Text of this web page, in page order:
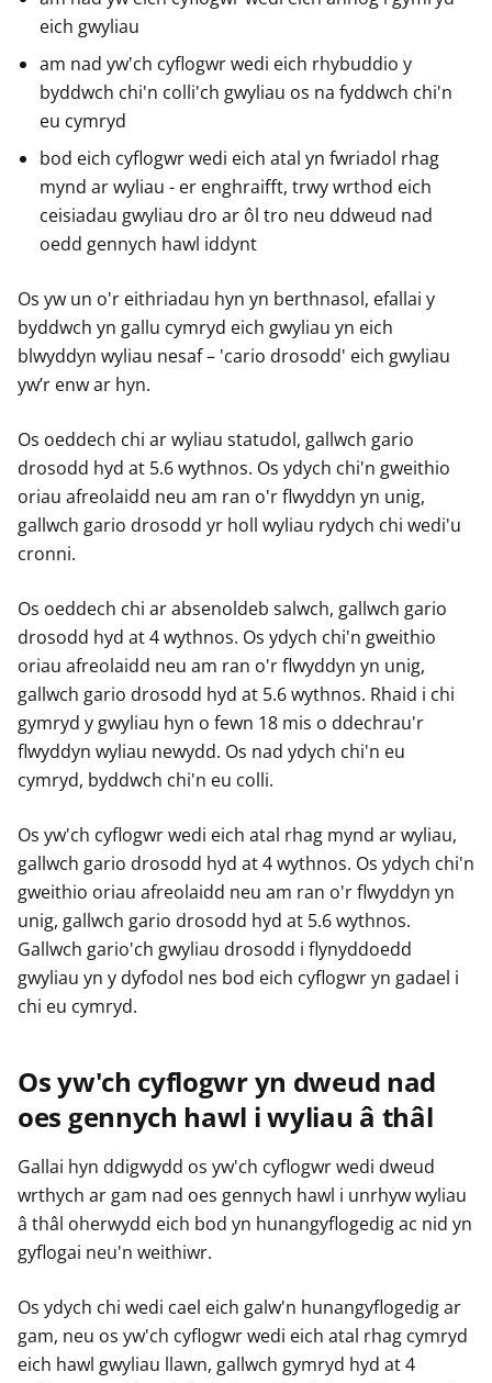
eich gwyliau
am nad yw'ch cyflogwr wedi eich rhybuddio y
byddwch chi'n colli'ch gwyliau os na fyddwch chi'n
eu cymryd
bod eich cyflogwr wedi eich atal yn fwriadol rhag
mynd ar wyliau - er enghraifft, trwy wrthod eich
ceisiadau gwyliau dro ar ôl tro neu ddweud nad
oedd gennych hawl iddynt
Os yw un o'r eithriadau hyn yn berthnasol, efallai y
byddwch yn gallu cymryd eich gwyliau yn eich
blwyddyn wyliau nesaf – 'cario drosodd' eich gwyliau
yw’r enw ar hyn.
Os oeddech chi ar wyliau statudol, gallwch gario
drosodd hyd at 5.6 wythnos. Os ydych chi'n gweithio
oriau afreolaidd neu am ran o'r flwyddyn yn unig,
gallwch gario drosodd yr holl wyliau rydych chi wedi'u
cronni.
Os oeddech chi ar absenoldeb salwch, gallwch gario
drosodd hyd at 4 wythnos. Os ydych chi'n gweithio
oriau afreolaidd neu am ran o'r flwyddyn yn unig,
gallwch gario drosodd hyd at 5.6 wythnos. Rhaid i chi
gymryd y gwyliau hyn o fewn 18 mis o ddechrau'r
flwyddyn wyliau newydd. Os nad ydych chi'n eu
cymryd, byddwch chi'n eu colli.
Os yw'ch cyflogwr wedi eich atal rhag mynd ar wyliau,
gallwch gario drosodd hyd at 4 wythnos. Os ydych chi'n
gweithio oriau afreolaidd neu am ran o'r flwyddyn yn
unig, gallwch gario drosodd hyd at 5.6 wythnos.
Gallwch gario'ch gwyliau drosodd i flynyddoedd
gwyliau yn y dyfodol nes bod eich cyflogwr yn gadael i
chi eu cymryd.
Os yw'ch cyflogwr yn dweud nad
oes gennych hawl i wyliau â thâl
Gallai hyn ddigwydd os yw'ch cyflogwr wedi dweud
wrthych ar gam nad oes gennych hawl i unrhyw wyliau
â thâl oherwydd eich bod yn hunangyflogedig ac nid yn
gyflogai neu'n weithiwr.
Os ydych chi wedi cael eich galw'n hunangyflogedig ar
gam, neu os yw'ch cyflogwr wedi eich atal rhag cymryd
eich hawl gwyliau llawn, gallwch gymryd hyd at 4